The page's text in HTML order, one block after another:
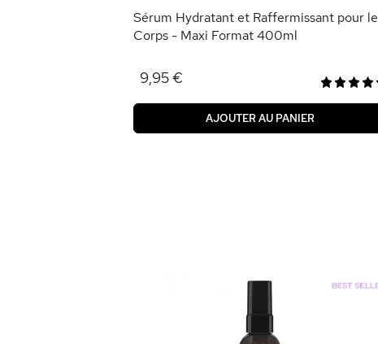
Sérum Hydratant et Raffermissant pour le
Corps - Maxi Format 400ml
9,95 €
AJOUTER AU PANIER